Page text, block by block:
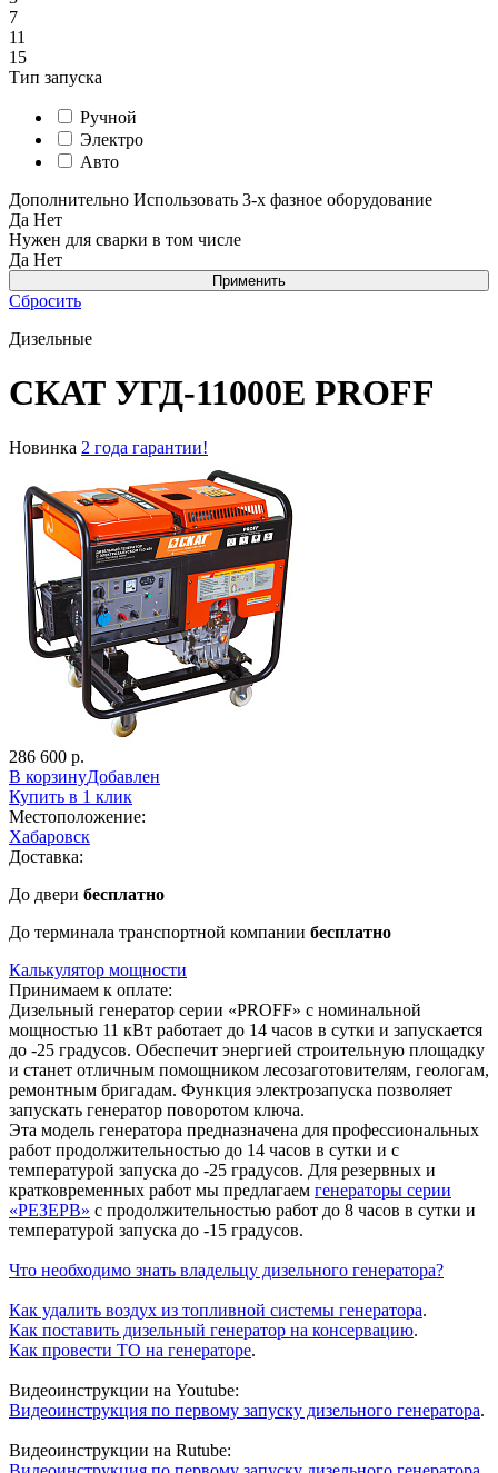
7
11
15
Тип запуска
Ручной
Электро
Авто
Дополнительно Использовать 3-х фазное оборудование
Да Нет
Нужен для сварки в том числе
Да Нет
Сбросить
Дизельные
СКАТ УГД-11000Е PROFF
Новинка 2 года гарантии!
286 600 р.
В корзинуДобавлен
Купить в 1 клик
Местоположение:
Хабаровск
Доставка:
До двери бесплатно
До терминала транспортной компании бесплатно
Калькулятор мощности
Принимаем к оплате:
Дизельный генератор серии «PROFF» с номинальной
мощностью 11 кВт работает до 14 часов в сутки и запускается
до -25 градусов. Обеспечит энергией строительную площадку
и станет отличным помощником лесозаготовителям, геологам,
ремонтным бригадам. Функция электрозапуска позволяет
запускать генератор поворотом ключа.
Эта модель генератора предназначена для профессиональных
работ продолжительностью до 14 часов в сутки и с
температурой запуска до -25 градусов. Для резервных и
кратковременных работ мы предлагаем генераторы серии
«РЕЗЕРВ» с продолжительностью работ до 8 часов в сутки и
температурой запуска до -15 градусов.
Что необходимо знать владельцу дизельного генератора?
Как удалить воздух из топливной системы генератора.
Как поставить дизельный генератор на консервацию.
Как провести ТО на генераторе.
Видеоинструкции на Youtube:
Видеоинструкция по первому запуску дизельного генератора.
Видеоинструкции на Rutube: